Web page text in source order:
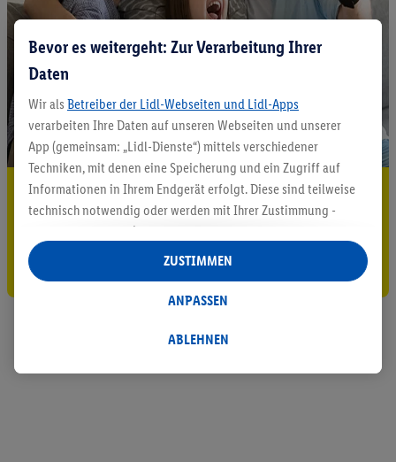
5.95 € Versand sparen³²ᵃ
Jetzt zum Newsletter anmelden
Gutschein sichern!
Bevor es weitergeht: Zur Verarbeitung Ihrer
Daten
Wir als Betreiber der Lidl-Webseiten und Lidl-Apps
verarbeiten Ihre Daten auf unseren Webseiten und unserer
App (gemeinsam: „Lidl-Dienste“) mittels verschiedener
Techniken, mit denen eine Speicherung und ein Zugriff auf
Informationen in Ihrem Endgerät erfolgt. Diese sind teilweise
technisch notwendig oder werden mit Ihrer Zustimmung -
auch durch Partner (u.a.
Verantwortliche; im Zusammenhang mit dem IAB TCF
insgesamt
Statistik-Erstellung oder für personalisierte Werbung
Datenverarbeitungen für personalisierte Werbung werden
ABLEHNEN
ANPASSEN
ZUSTIMMEN